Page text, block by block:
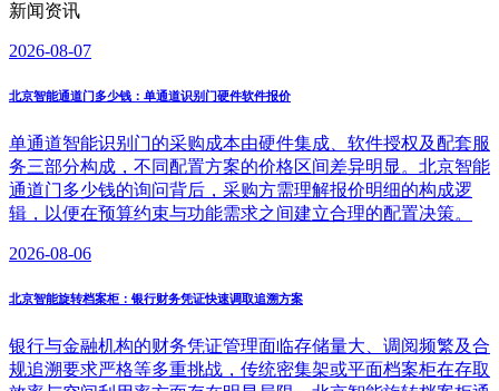
新闻资讯
2026-08-07
北京智能通道门多少钱：单通道识别门硬件软件报价
单通道智能识别门的采购成本由硬件集成、软件授权及配套服
务三部分构成，不同配置方案的价格区间差异明显。北京智能
通道门多少钱的询问背后，采购方需理解报价明细的构成逻
辑，以便在预算约束与功能需求之间建立合理的配置决策。
2026-08-06
北京智能旋转档案柜：银行财务凭证快速调取追溯方案
银行与金融机构的财务凭证管理面临存储量大、调阅频繁及合
规追溯要求严格等多重挑战，传统密集架或平面档案柜在存取